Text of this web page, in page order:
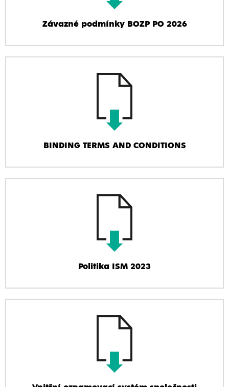
Závazné podmínky BOZP PO 2026
BINDING TERMS AND CONDITIONS
Politika ISM 2023